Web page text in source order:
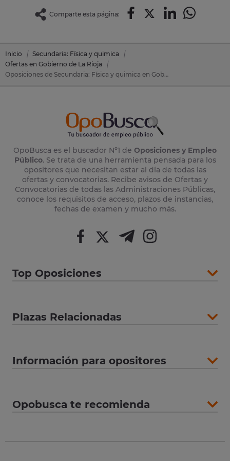
Comparte esta página:
Inicio
Secundaria: Física y quimica
Ofertas en Gobierno de La Rioja
Oposiciones de Secundaria: Física y quimica en Gobierno de La Rioja
OpoBusca es el buscador Nº1 de Oposiciones y Empleo
Público. Se trata de una herramienta pensada para los
opositores que necesitan estar al día de todas las
ofertas y convocatorias. Recibe avisos de Ofertas y
Convocatorias de todas las Administraciones Públicas,
conoce los requisitos de acceso, plazos de instancias,
fechas de examen y mucho más.
Top Oposiciones
Plazas Relacionadas
Información para opositores
Opobusca te recomienda